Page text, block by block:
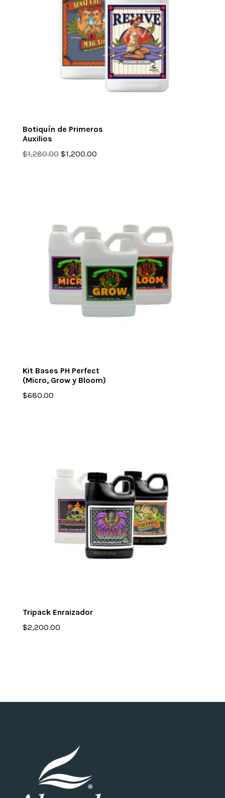
Botiquín de Primeros
Auxilios
$1,280.00 Original
$1,200.00Current
Kit Bases PH Perfect
(Micro, Grow y Bloom)
$680.00
Tripack Enraizador
$2,200.00